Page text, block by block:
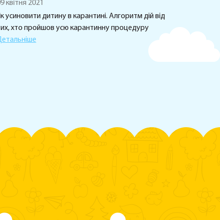
квітня 2021
усиновити дитину в карантині. Алгоритм дій від
хто пройшов усю карантинну процедуру